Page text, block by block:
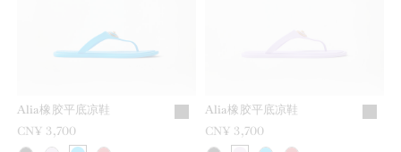
Alia橡胶平底凉鞋
CN¥ 3,700
Alia橡胶平底凉鞋
CN¥ 3,700